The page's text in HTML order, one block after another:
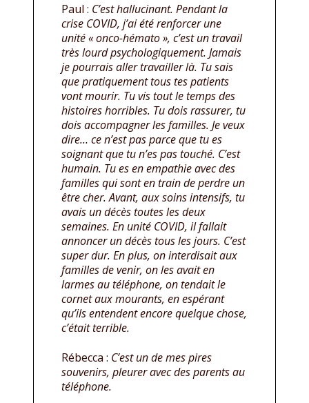
Paul : C’est hallucinant. Pendant la
crise COVID, j’ai été renforcer une
unité « onco-hémato », c’est un travail
très lourd psychologiquement. Jamais
je pourrais aller travailler là. Tu sais
que pratiquement tous tes patients
vont mourir. Tu vis tout le temps des
histoires horribles. Tu dois rassurer, tu
dois accompagner les familles. Je veux
dire… ce n’est pas parce que tu es
soignant que tu n’es pas touché. C’est
humain. Tu es en empathie avec des
familles qui sont en train de perdre un
être cher. Avant, aux soins intensifs, tu
avais un décès toutes les deux
semaines. En unité COVID, il fallait
annoncer un décès tous les jours. C’est
super dur. En plus, on interdisait aux
familles de venir, on les avait en
larmes au téléphone, on tendait le
cornet aux mourants, en espérant
qu’ils entendent encore quelque chose,
c’était terrible.
Rébecca : C’est un de mes pires
souvenirs, pleurer avec des parents au
téléphone.